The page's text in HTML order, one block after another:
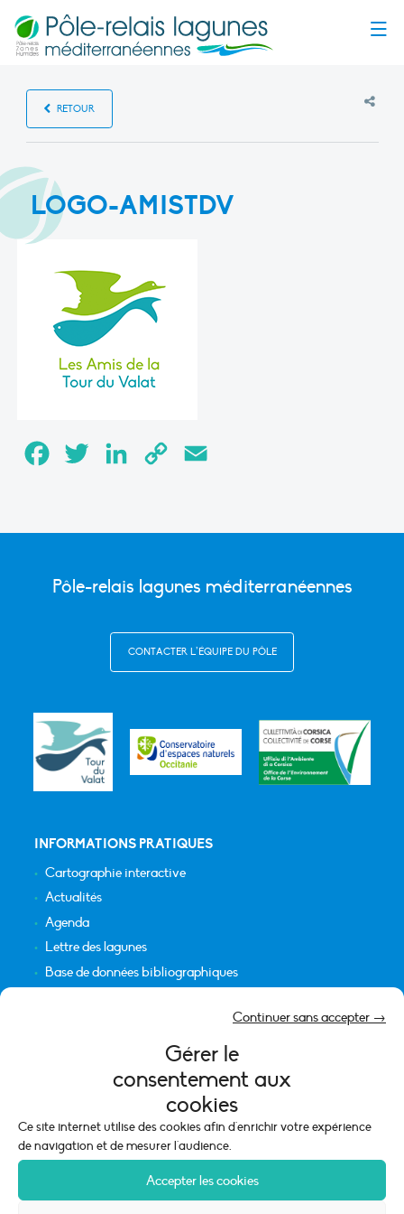
Gérer le
consentement aux
cookies
Ce site internet utilise des cookies afin d'enrichir votre expérience
de navigation et de mesurer l'audience.
Accepter les cookies
Continuer sans accepter →
RETOUR
LOGO-AMISTDV
FacebookTwitter LinkedInCopy
Pôle-relais lagunes méditerranéennes
CONTACTER L’ÉQUIPE DU PÔLE
INFORMATIONS PRATIQUES
Cartographie interactive
Actualités
Agenda
Lettre des lagunes
Base de données bibliographiques
Mentions légales
Politique de cookies (UE)